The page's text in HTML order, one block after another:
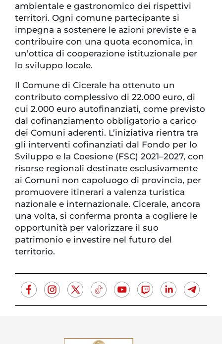
ambientale e gastronomico dei rispettivi
territori. Ogni comune partecipante si
impegna a sostenere le azioni previste e a
contribuire con una quota economica, in
un’ottica di cooperazione istituzionale per
lo sviluppo locale.
Il Comune di Cicerale ha ottenuto un
contributo complessivo di 22.000 euro, di
cui 2.000 euro autofinanziati, come previsto
dal cofinanziamento obbligatorio a carico
dei Comuni aderenti. L’iniziativa rientra tra
gli interventi cofinanziati dal Fondo per lo
Sviluppo e la Coesione (FSC) 2021–2027, con
risorse regionali destinate esclusivamente
ai Comuni non capoluogo di provincia, per
promuovere itinerari a valenza turistica
nazionale e internazionale. Cicerale, ancora
una volta, si conferma pronta a cogliere le
opportunità per valorizzare il suo
patrimonio e investire nel futuro del
territorio.